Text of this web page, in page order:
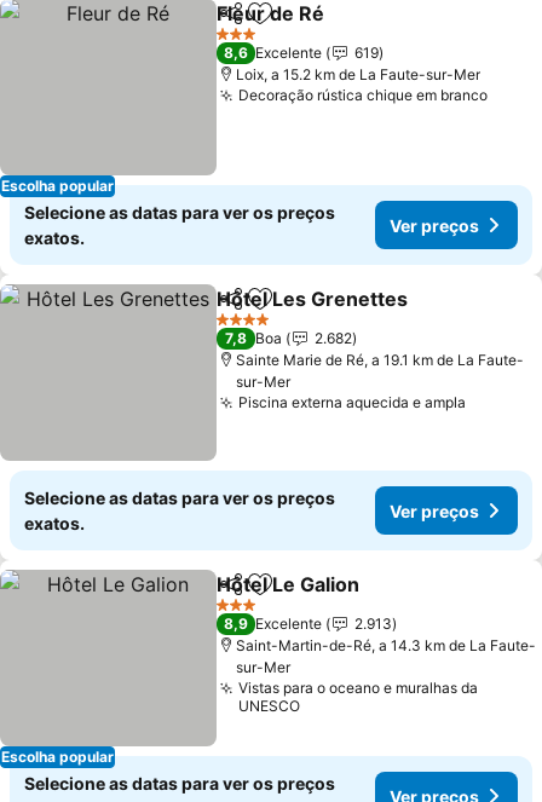
Escolha popular
PartilharAdicionar aos favoritos
Fleur de Ré
3 Estrelas
8,6 Excelente
619
Loix, a 15.2 km de La Faute-sur-Mer
Decoração rústica chique em branco
Selecione as datas para ver os preços
exatos.
Ver preços
PartilharAdicionar aos favoritos
Hôtel Les Grenettes
4 Estrelas
7,8 Boa
2.682
Sainte Marie de Ré, a 19.1 km de La Faute-
sur-Mer
Piscina externa aquecida e ampla
Selecione as datas para ver os preços
exatos.
Ver preços
Escolha popular
PartilharAdicionar aos favoritos
Hôtel Le Galion
3 Estrelas
8,9 Excelente
2.913
Saint-Martin-de-Ré, a 14.3 km de La Faute-
sur-Mer
Vistas para o oceano e muralhas da
UNESCO
Selecione as datas para ver os preços
Ver preços